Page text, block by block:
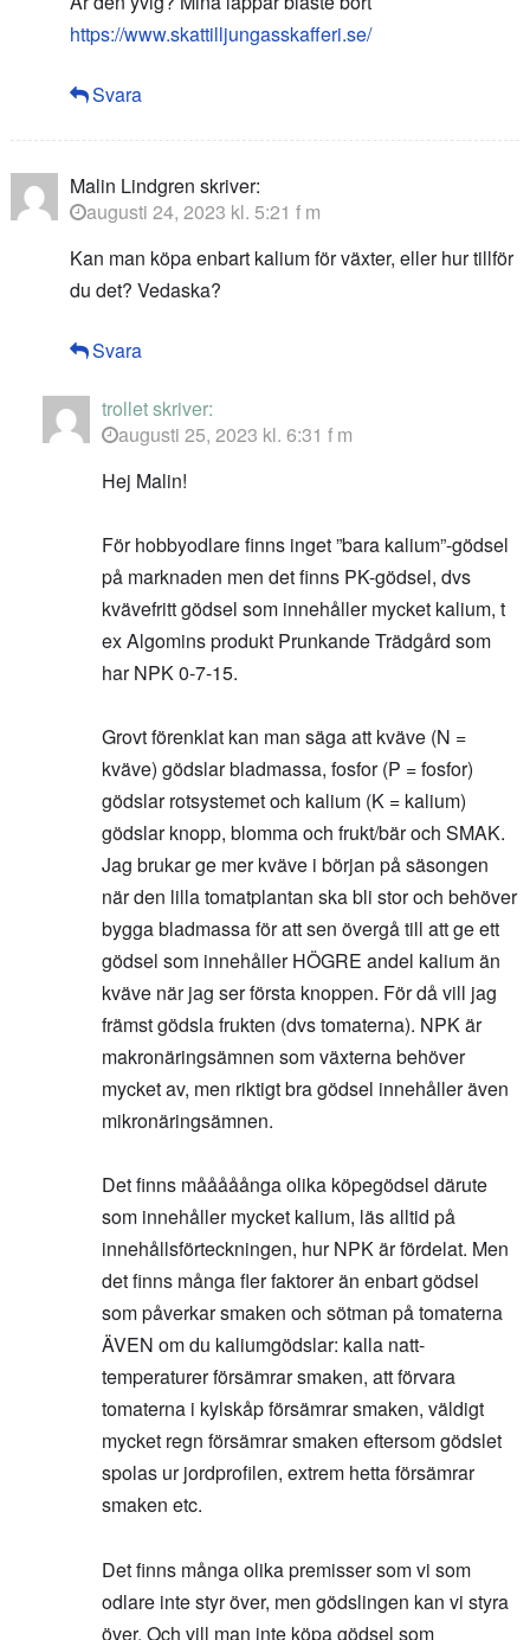
https://www.skattilljungasskafferi.se/
Svara
Malin Lindgren skriver:
augusti 24, 2023 kl. 5:21 f m
Kan man köpa enbart kalium för växter, eller hur tillför
du det? Vedaska?
Svara
trolletskriver:
augusti 25, 2023 kl. 6:31 f m
Hej Malin!
För hobbyodlare finns inget ”bara kalium”-gödsel
på marknaden men det finns PK-gödsel, dvs
kvävefritt gödsel som innehåller mycket kalium, t
ex Algomins produkt Prunkande Trädgård som
har NPK 0-7-15.
Grovt förenklat kan man säga att kväve (N =
kväve) gödslar bladmassa, fosfor (P = fosfor)
gödslar rotsystemet och kalium (K = kalium)
gödslar knopp, blomma och frukt/bär och SMAK.
Jag brukar ge mer kväve i början på säsongen
när den lilla tomatplantan ska bli stor och behöver
bygga bladmassa för att sen övergå till att ge ett
gödsel som innehåller HÖGRE andel kalium än
kväve när jag ser första knoppen. För då vill jag
främst gödsla frukten (dvs tomaterna). NPK är
makronäringsämnen som växterna behöver
mycket av, men riktigt bra gödsel innehåller även
mikronäringsämnen.
Det finns mååååånga olika köpegödsel därute
som innehåller mycket kalium, läs alltid på
innehållsförteckningen, hur NPK är fördelat. Men
det finns många fler faktorer än enbart gödsel
som påverkar smaken och sötman på tomaterna
ÄVEN om du kaliumgödslar: kalla natt-
temperaturer försämrar smaken, att förvara
tomaterna i kylskåp försämrar smaken, väldigt
mycket regn försämrar smaken eftersom gödslet
spolas ur jordprofilen, extrem hetta försämrar
smaken etc.
Det finns många olika premisser som vi som
odlare inte styr över, men gödslingen kan vi styra
över. Och vill man inte köpa gödsel som